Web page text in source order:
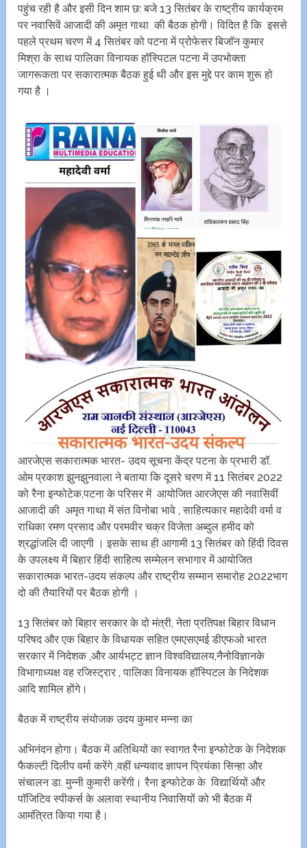
पहुंच रही है और इसी दिन शाम छ: बजे 13 सितंबर के राष्ट्रीय कार्यक्रम
पर नवासिवें आजादी की अमृत गाथा की बैठक होगी। विदित है‌ कि इससे
पहले प्रथम चरण में 4 सितंबर को पटना में प्रोफेसर बिजाॅन कुमार
मिश्रा के साथ पालिका विनायक हॉस्पिटल पटना में उपभोक्ता
जागरूकता पर सकारात्मक बैठक हुई थी और इस मुद्दे पर काम शुरू हो
गया है ।
आरजेएस सकारात्मक भारत- उदय सूचना केंद्र पटना के प्रभारी डॉ.
ओम प्रकाश झुनझुनवाला ने बताया कि दूसरे चरण में 11 सितंबर 2022
को रैना इन्फोटेक,पटना के परिसर में आयोजित आरजेएस की नवासिवीं
आजादी की अमृत गाथा में संत विनोबा भावे , साहित्यकार महादेवी वर्मा व
राधिका रमण प्रसाद और परमवीर चक्र विजेता अब्दुल हमीद को
श्रद्धांजलि दी जाएगी । इसके साथ ही आगामी 13 सितंबर को हिंदी दिवस
के उपलक्ष्य में बिहार हिंदी साहित्य सम्मेलन सभागार में आयोजित
सकारात्मक भारत-उदय संकल्प और राष्ट्रीय सम्मान समारोह 2022भाग
दो की तैयारियों पर बैठक होगी ।
13 सितंबर को बिहार सरकार के दो मंत्री, नेता प्रतिपक्ष‌‌‌ बिहार विधान
परिषद और एक बिहार के विधायक सहित एमएसएमई डीएफओ भारत
सरकार में निदेशक ,और आर्यभट्ट ज्ञान विश्वविद्यालय,नैनोविज्ञान‌के
विभागाध्यक्ष वह रजिस्ट्रार , पालिका विनायक हॉस्पिटल के निदेशक
आदि शामिल होंगे।
बैठक में राष्ट्रीय संयोजक उदय कुमार मन्ना का
अभिनंदन होगा। बैठक में अतिथियों का स्वागत रैना इन्फोटेक के निदेशक
फैकल्टी दिलीप वर्मा करेंगे ,वहीं धन्यवाद ज्ञापन प्रियंका सिन्हा और
संचालन डा. मुन्नी कुमारी करेंगी। रैना इन्फोटेक के विद्यार्थियों और
पाॅजिटिव स्पीकर्स के अलावा स्थानीय निवासियों को भी बैठक में
आमंत्रित किया गया है।